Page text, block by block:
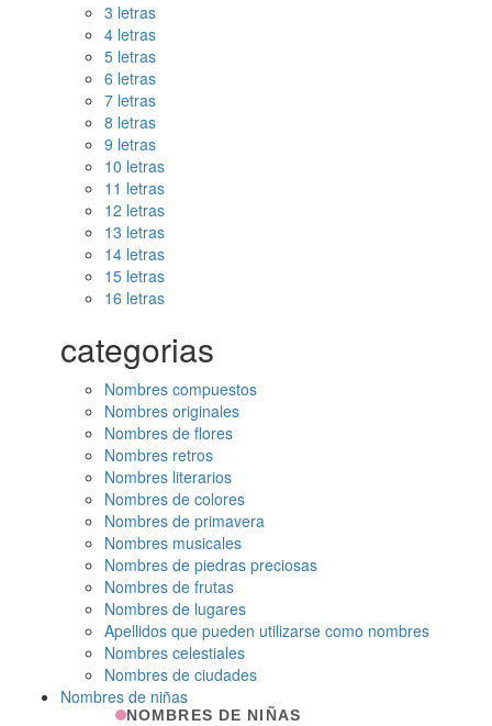
3 letras
4 letras
5 letras
6 letras
7 letras
8 letras
9 letras
10 letras
11 letras
12 letras
13 letras
14 letras
15 letras
16 letras
categorias
Nombres compuestos
Nombres originales
Nombres de flores
Nombres retros
Nombres literarios
Nombres de colores
Nombres de primavera
Nombres musicales
Nombres de piedras preciosas
Nombres de frutas
Nombres de lugares
Apellidos que pueden utilizarse como nombres
Nombres celestiales
Nombres de ciudades
Nombres de niñas
NOMBRES DE NIÑAS